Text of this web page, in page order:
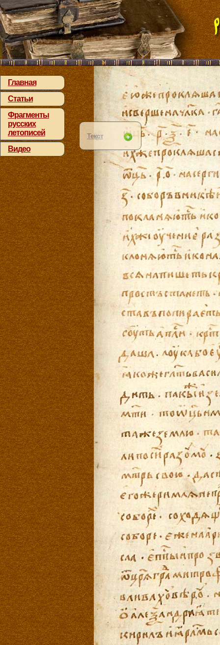
Главная
Статьи
Фрагменты
русских
летописей
Видео
Текст